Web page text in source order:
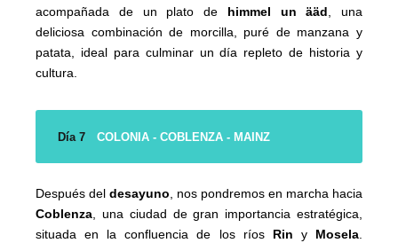
acompañada de un plato de himmel un ääd, una
deliciosa combinación de morcilla, puré de manzana y
patata, ideal para culminar un día repleto de historia y
cultura.
Día 7 COLONIA - COBLENZA - MAINZ
Después del desayuno, nos pondremos en marcha hacia
Coblenza, una ciudad de gran importancia estratégica,
situada en la confluencia de los ríos Rin y Mosela.